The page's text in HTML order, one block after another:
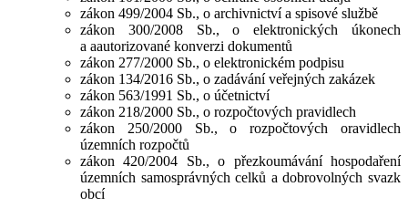
zákon 499/2004 Sb., o archivnictví a spisové službě
zákon 300/2008 Sb., o elektronických úkonech
a aautorizované konverzi dokumentů
zákon 277/2000 Sb., o elektronickém podpisu
zákon 134/2016 Sb., o zadávání veřejných zakázek
zákon 563/1991 Sb., o účetnictví
zákon 218/2000 Sb., o rozpočtových pravidlech
zákon 250/2000 Sb., o rozpočtových oravidlech
územních rozpočtů
zákon 420/2004 Sb., o přezkoumávání hospodaření
územních samosprávných celků a dobrovolných svazk
obcí